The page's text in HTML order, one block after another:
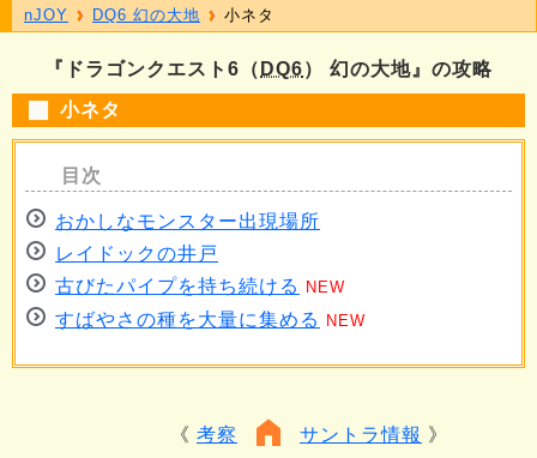
『ドラゴンクエスト6（ DQ6） 幻の大地』の攻略
小ネタ
おかしなモンスター出現場所
レイドックの井戸
古びたパイプを持ち続ける
NEW
すばやさの種を大量に集める NEW
考察 サントラ情報
nJOY DQ6 幻の大地 小ネタ